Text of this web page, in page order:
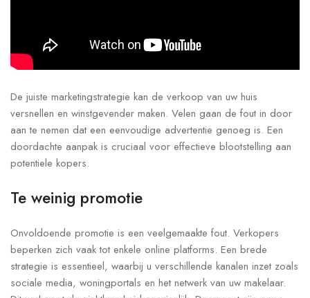
De juiste marketingstrategie kan de verkoop van uw huis
versnellen en winstgevender maken. Velen gaan de fout in door
aan te nemen dat een eenvoudige advertentie genoeg is. Een
doordachte aanpak is cruciaal voor effectieve blootstelling aan
potentiele kopers.
Te weinig promotie
Onvoldoende promotie is een veelgemaakte fout. Verkopers
beperken zich vaak tot enkele online platforms. Een brede
strategie is essentieel, waarbij u verschillende kanalen inzet zoals
sociale media, woningportals en het netwerk van uw makelaar.